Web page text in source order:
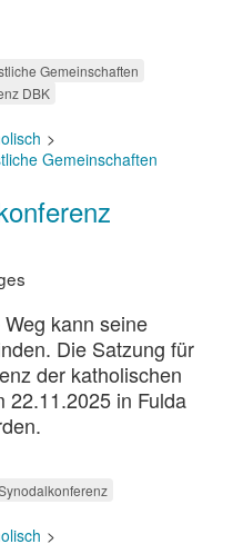
Gemeinschaften
DBK
Gemeinschaften
kann seine
Die Satzung für
der katholischen
22.11.2025 in Fulda